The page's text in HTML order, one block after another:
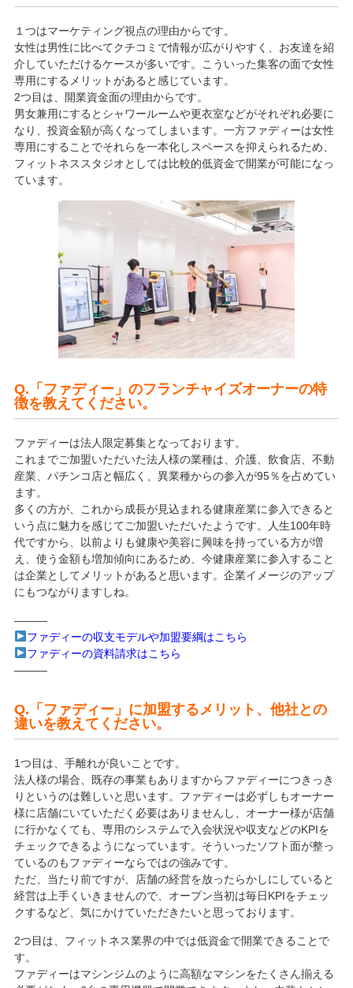
１つはマーケティング視点の理由からです。
女性は男性に比べてクチコミで情報が広がりやすく、お友達を紹
介していただけるケースが多いです。こういった集客の面で女性
専用にするメリットがあると感じています。
2つ目は、開業資金面の理由からです。
男女兼用にするとシャワールームや更衣室などがそれぞれ必要に
なり、投資金額が高くなってしまいます。一方ファディーは女性
専用にすることでそれらを一本化しスペースを抑えられるため、
フィットネススタジオとしては比較的低資金で開業が可能になっ
ています。
Q.「ファディー」のフランチャイズオーナーの特
徴を教えてください。
ファディーは法人限定募集となっております。
これまでご加盟いただいた法人様の業種は、介護、飲食店、不動
産業、パチンコ店と幅広く、異業種からの参入が95％を占めてい
ます。
多くの方が、これから成長が見込まれる健康産業に参入できると
いう点に魅力を感じてご加盟いただいたようです。人生100年時
代ですから、以前よりも健康や美容に興味を持っている方が増
え、使う金額も増加傾向にあるため、今健康産業に参入すること
は企業としてメリットがあると思います。企業イメージのアップ
にもつながりますしね。
———
ファディーの収支モデルや加盟要綱はこちら
ファディーの資料請求はこちら
———
Q.「ファディー」に加盟するメリット、他社との
違いを教えてください。
1つ目は、手離れが良いことです。
法人様の場合、既存の事業もありますからファディーにつきっき
りというのは難しいと思います。ファディーは必ずしもオーナー
様に店舗にいていただく必要はありませんし、オーナー様が店舗
に行かなくても、専用のシステムで入会状況や収支などのKPIを
チェックできるようになっています。そういったソフト面が整っ
ているのもファディーならではの強みです。
ただ、当たり前ですが、店舗の経営を放ったらかしにしていると
経営は上手くいきませんので、オープン当初は毎日KPIをチェッ
クするなど、気にかけていただきたいと思っております。
2つ目は、フィットネス業界の中では低資金で開業できることで
す。
ファディーはマシンジムのように高額なマシンをたくさん揃える